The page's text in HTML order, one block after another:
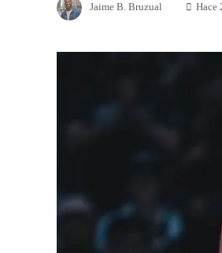
Jaime B. Bruzual Hace